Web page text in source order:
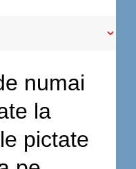
numai
la
pictate